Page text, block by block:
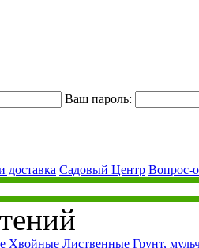
Ваш пароль:
доставка Садовый Центр Вопрос-
Хвойные Лиственные Грунт,